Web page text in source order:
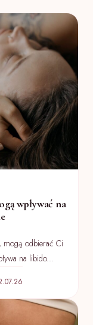
wpływać na
mogą odbierać Ci
na libido...